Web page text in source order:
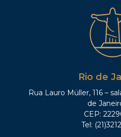
Rio de
Rua Lauro Müller, 116 –
de
CEP:
Tel: